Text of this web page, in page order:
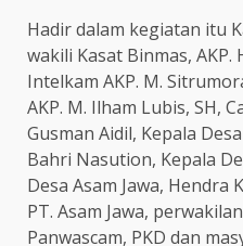
Hadir dalam kegiatan itu
wakili Kasat Binmas,
Intelkam AKP. M.
AKP. M. Ilham Lubis, SH,
Gusman Aidil, Kepala
Bahri Nasution, Kepala
Desa Asam Jawa, Hendra
PT. Asam Jawa,
Panwascam, PKD dan